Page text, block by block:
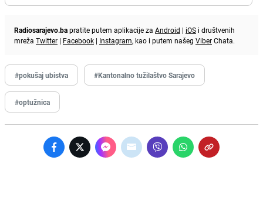
Radiosarajevo.bapratite putem aplikacije za Android | iOS i društvenih
mreža Twitter | Facebook | Instagram, kao i putem našeg ViberChata.
#pokušaj ubistva #Kantonalno tužilaštvo Sarajevo
#optužnica